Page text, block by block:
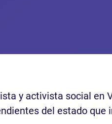
y activista social en
del estado que